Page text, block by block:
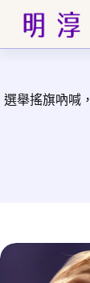
主
容選舉搖旗吶喊